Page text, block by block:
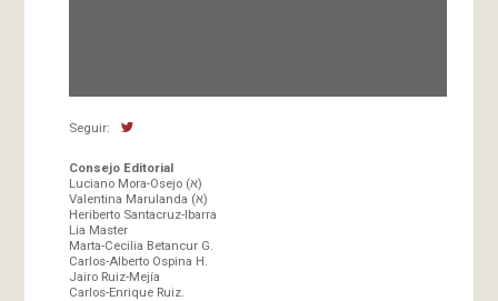
Seguir:
Consejo Editorial
Luciano Mora-Osejo (א)
Valentina Marulanda (א)
Heriberto Santacruz-Ibarra
Lia Master
Marta-Cecilia Betancur G.
Carlos-Alberto Ospina H.
Jairo Ruiz-Mejía
Carlos-Enrique Ruiz.